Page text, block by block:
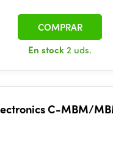
En stock2 uds.
COMPRAR
C-MBM/